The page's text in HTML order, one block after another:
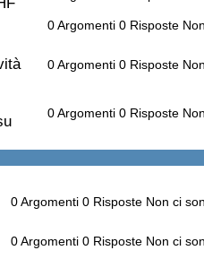
0Argomenti 0 Risposte
0Argomenti 0 Risposte
0Argomenti 0 Risposte
0Argomenti 0 Risposte Non ci
0Argomenti 0 Risposte Non ci